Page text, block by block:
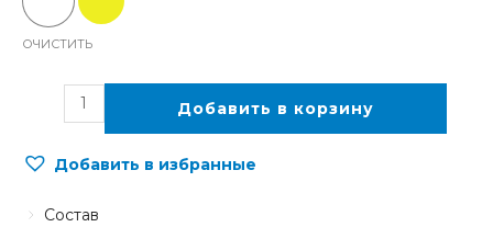
ОЧИСТИТЬ
Добавить в корзину
Добавить в избранные
Состав